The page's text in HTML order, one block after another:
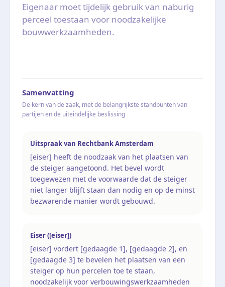
Eigenaar moet tijdelijk gebruik van naburig
perceel toestaan voor noodzakelijke
bouwwerkzaamheden.
Samenvatting
De kern van de zaak, met de belangrijkste standpunten van
partijen en de uiteindelijke beslissing
Uitspraak van Rechtbank Amsterdam
[eiser] heeft de noodzaak van het plaatsen van
de steiger aangetoond. Het bevel wordt
toegewezen met de voorwaarde dat de steiger
niet langer blijft staan dan nodig en op de minst
bezwarende manier wordt gebouwd.
Eiser ([eiser])
[eiser] vordert [gedaagde 1], [gedaagde 2], en
[gedaagde 3] te bevelen het plaatsen van een
steiger op hun percelen toe te staan,
noodzakelijk voor verbouwingswerkzaamheden